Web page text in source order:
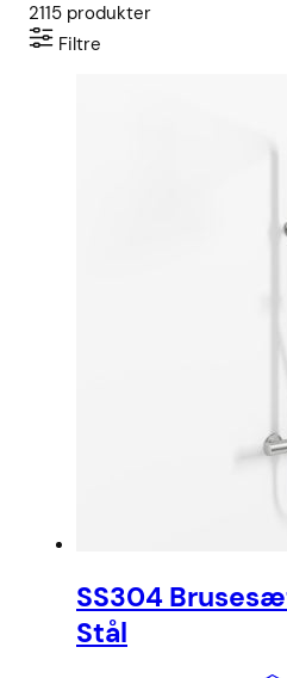
2115 produkter
Filtre
SS304
Stål